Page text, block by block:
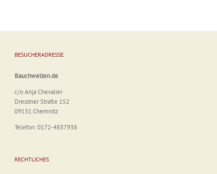
BESUCHERADRESSE
Bauchwelten.de
c/o Anja Chevalier
Dresdner Straße 152
09131 Chemnitz
Telefon: 0172-4837938
RECHTLICHES